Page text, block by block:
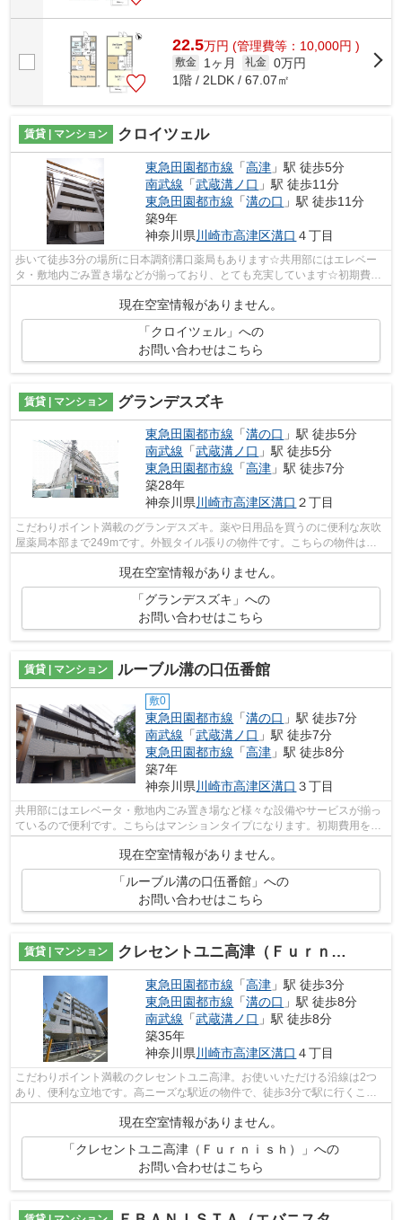
22.5万円 (管理費等：10,000円 )
敷金 1ヶ月 礼金 0万円
1階 / 2LDK / 67.07㎡
賃貸 | マンション クロイツェル
東急田園都市線 「高津 」駅 徒歩5分
南武線 「武蔵溝ノ口 」駅 徒歩11分
東急田園都市線 「溝の口 」駅 徒歩11分
築9年
神奈川県 川崎市高津区溝口 ４丁目
歩いて徒歩3分の場所に日本調剤溝口薬局もあります☆共用部にはエレベー
タ・敷地内ごみ置き場などが揃っており、とても充実しています☆初期費用
現在空室情報がありません。
「クロイツェル」への
お問い合わせはこちら
賃貸 | マンション グランデスズキ
東急田園都市線 「溝の口 」駅 徒歩5分
南武線 「武蔵溝ノ口 」駅 徒歩5分
東急田園都市線 「高津 」駅 徒歩7分
築28年
神奈川県川崎市高津区溝口 ２丁目
こだわりポイント満載のグランデスズキ。薬や日用品を買うのに便利な灰吹
屋薬局本部まで249mです。外観タイル張りの物件です。こちらの物件はマ
現在空室情報がありません。
「グランデスズキ」への
お問い合わせはこちら
賃貸 | マンション ルーブル溝の口伍番館
敷0
東急田園都市線 「溝の口 」駅 徒歩7分
南武線 「武蔵溝ノ口 」駅 徒歩7分
東急田園都市線 「高津 」駅 徒歩8分
築7年
神奈川県 川崎市高津区溝口 ３丁目
共用部にはエレベータ・敷地内ごみ置き場など様々な設備やサービスが揃っ
ているので便利です。こちらはマンションタイプになります。初期費用をカ
ードでお支払いいただけるので、カー...
現在空室情報がありません。
「ルーブル溝の口伍番館」への
お問い合わせはこちら
賃貸 | マンション クレセントユニ高津（Ｆｕｒｎｉｓｈ）
東急田園都市線 「高津 」駅 徒歩3分
東急田園都市線 「溝の口 」駅 徒歩8分
南武線 「武蔵溝ノ口 」駅 徒歩8分
築35年
神奈川県 川崎市高津区溝口 ４丁目
こだわりポイント満載のクレセントユニ高津。お使いいただける沿線は2つ
あり、便利な立地です。高ニーズな駅近の物件で、徒歩3分で駅に行くこと
現在空室情報がありません。
「クレセントユニ高津（Ｆｕｒｎｉｓｈ）」への
お問い合わせはこちら